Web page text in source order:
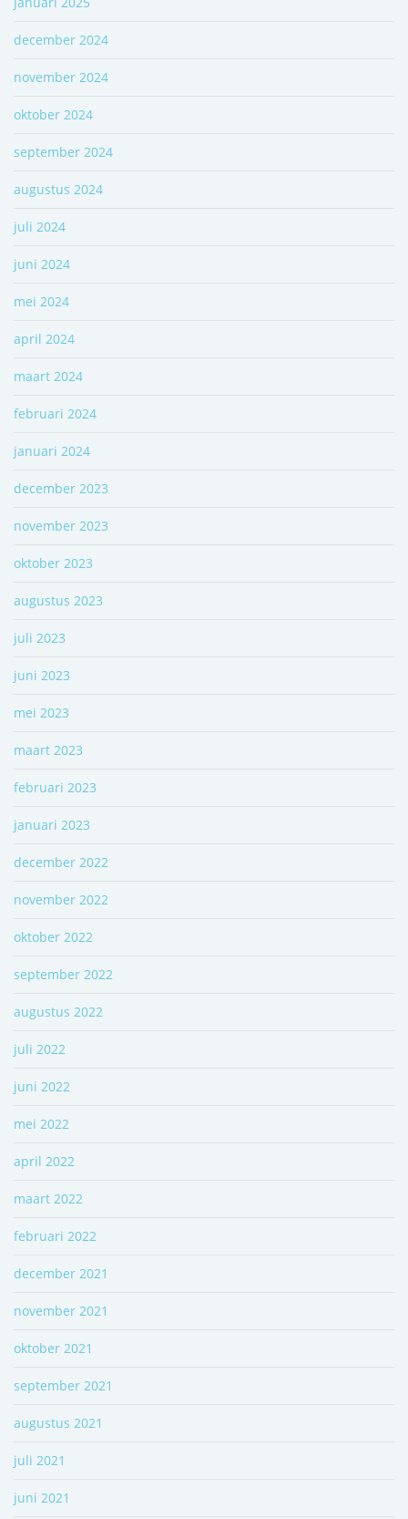
december 2024
november 2024
oktober 2024
september 2024
augustus 2024
juli 2024
juni 2024
mei 2024
april 2024
maart 2024
februari 2024
januari 2024
december 2023
november 2023
oktober 2023
augustus 2023
juli 2023
juni 2023
mei 2023
maart 2023
februari 2023
januari 2023
december 2022
november 2022
oktober 2022
september 2022
augustus 2022
juli 2022
juni 2022
mei 2022
april 2022
maart 2022
februari 2022
december 2021
november 2021
oktober 2021
september 2021
augustus 2021
juli 2021
juni 2021